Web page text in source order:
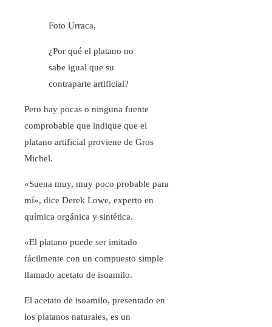
Foto Urraca,
¿Por qué el platano no
sabe igual que su
contraparte artificial?
Pero hay pocas o ninguna fuente
comprobable que indique que el
platano artificial proviene de Gros
Michel.
«Suena muy, muy poco probable para
mí», dice Derek Lowe, experto en
química orgánica y sintética.
«El platano puede ser imitado
fácilmente con un compuesto simple
llamado acetato de isoamilo.
El acetato de isoamilo, presentado en
los platanos naturales, es un